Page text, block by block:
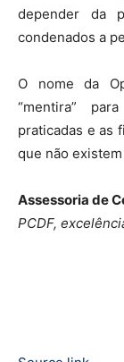
depender da
condenados a
O nome da
“mentira”
praticadas e as
que não
Assessoria de
PCDF,